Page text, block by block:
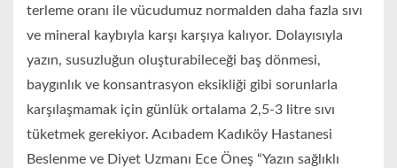
terleme oranı ile vücudumuz normalden daha fazla sıvı
ve mineral kaybıyla karşı karşıya kalıyor. Dolayısıyla
yazın, susuzluğun oluşturabileceği baş dönmesi,
baygınlık ve konsantrasyon eksikliği gibi sorunlarla
karşılaşmamak için günlük ortalama 2,5-3 litre sıvı
tüketmek gerekiyor. Acıbadem Kadıköy Hastanesi
Beslenme ve Diyet Uzmanı Ece Öneş “Yazın sağlıklı